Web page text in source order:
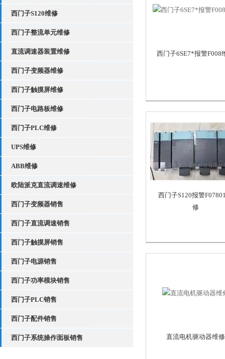
西门子S120维修
西门子整流单元维修
直流调速器装置维修
西门子变频器维修
西门子触摸屏维修
西门子电路板维修
西门子PLC维修
UPS维修
ABB维修
欧陆派克直流调速维修
西门子变频器销售
西门子直流调速销售
西门子触摸屏销售
西门子电源销售
西门子功率模块销售
西门子PLC销售
西门子配件销售
西门子系统操作面板销售
西门子6SE7*报警F008
西门子S120报警
修
直流电机驱动器维修